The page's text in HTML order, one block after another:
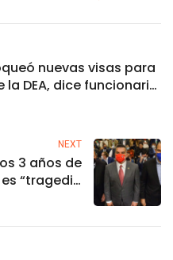
nuevas visas para
la DEA, dice funcionario
NEXT
3 años de
“tragedia